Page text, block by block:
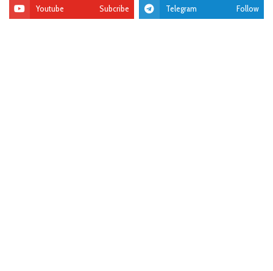
Youtube Subcribe Telegram Follow